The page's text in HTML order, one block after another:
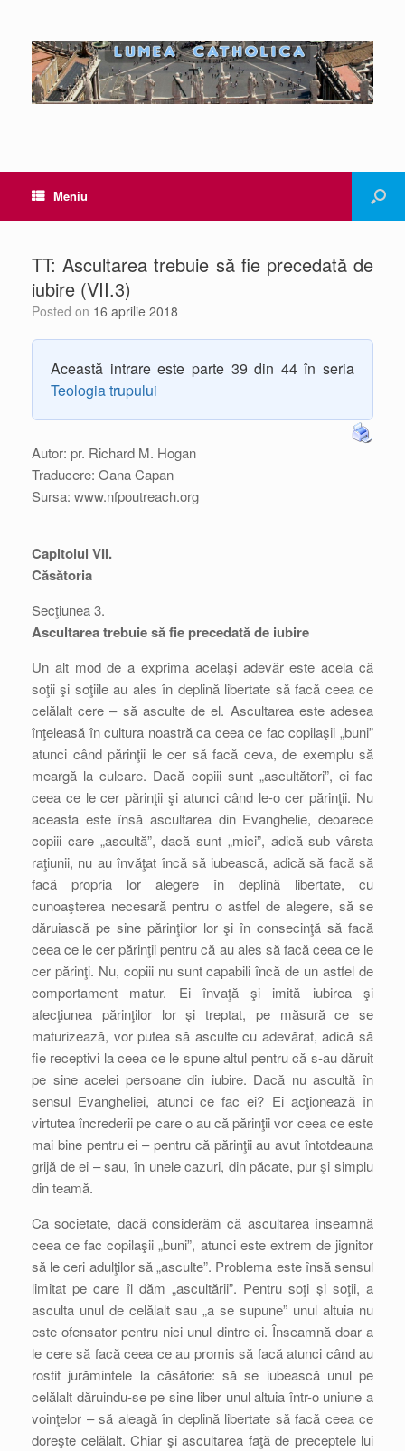
Meniu
TT: Ascultarea trebuie să fie precedată de
iubire (VII.3)
Posted on 16 aprilie 2018
Această intrare este parte 39 din 44 în seria
Teologia trupului
Autor: pr. Richard M. Hogan
Traducere: Oana Capan
Sursa: www.nfpoutreach.org
Capitolul VII.
Căsătoria
Secţiunea 3.
Ascultarea trebuie să fie precedată de iubire
Un alt mod de a exprima acelaşi adevăr este acela că
soţii şi soţiile au ales în deplină libertate să facă ceea ce
celălalt cere – să asculte de el. Ascultarea este adesea
înţeleasă în cultura noastră ca ceea ce fac copilaşii „buni”
atunci când părinţii le cer să facă ceva, de exemplu să
meargă la culcare. Dacă copiii sunt „ascultători”, ei fac
ceea ce le cer părinţii şi atunci când le-o cer părinţii. Nu
aceasta este însă ascultarea din Evanghelie, deoarece
copiii care „ascultă”, dacă sunt „mici”, adică sub vârsta
raţiunii, nu au învăţat încă să iubească, adică să facă să
facă propria lor alegere în deplină libertate, cu
cunoaşterea necesară pentru o astfel de alegere, să se
dăruiască pe sine părinţilor lor şi în consecinţă să facă
ceea ce le cer părinţii pentru că au ales să facă ceea ce le
cer părinţi. Nu, copiii nu sunt capabili încă de un astfel de
comportament matur. Ei învaţă şi imită iubirea şi
afecţiunea părinţilor lor şi treptat, pe măsură ce se
maturizează, vor putea să asculte cu adevărat, adică să
fie receptivi la ceea ce le spune altul pentru că s-au dăruit
pe sine acelei persoane din iubire. Dacă nu ascultă în
sensul Evangheliei, atunci ce fac ei? Ei acţionează în
virtutea încrederii pe care o au că părinţii vor ceea ce este
mai bine pentru ei – pentru că părinţii au avut întotdeauna
grijă de ei – sau, în unele cazuri, din păcate, pur şi simplu
din teamă.
Ca societate, dacă considerăm că ascultarea înseamnă
ceea ce fac copilaşii „buni”, atunci este extrem de jignitor
să le ceri adulţilor să „asculte”. Problema este însă sensul
limitat pe care îl dăm „ascultării”. Pentru soţi şi soţii, a
asculta unul de celălalt sau „a se supune” unul altuia nu
este ofensator pentru nici unul dintre ei. Înseamnă doar a
le cere să facă ceea ce au promis să facă atunci când au
rostit jurămintele la căsătorie: să se iubească unul pe
celălalt dăruindu-se pe sine liber unul altuia într-o uniune a
voinţelor – să aleagă în deplină libertate să facă ceea ce
doreşte celălalt. Chiar şi ascultarea faţă de preceptele lui